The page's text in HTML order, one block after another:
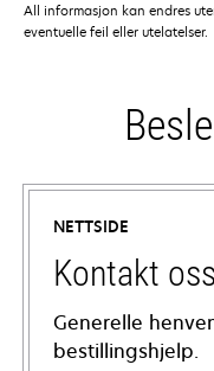
All informasjon kan endres
eventuelle feil eller utelatelser.
NETTSIDE
Kontakt oss
Generelle
bestillingshjelp.